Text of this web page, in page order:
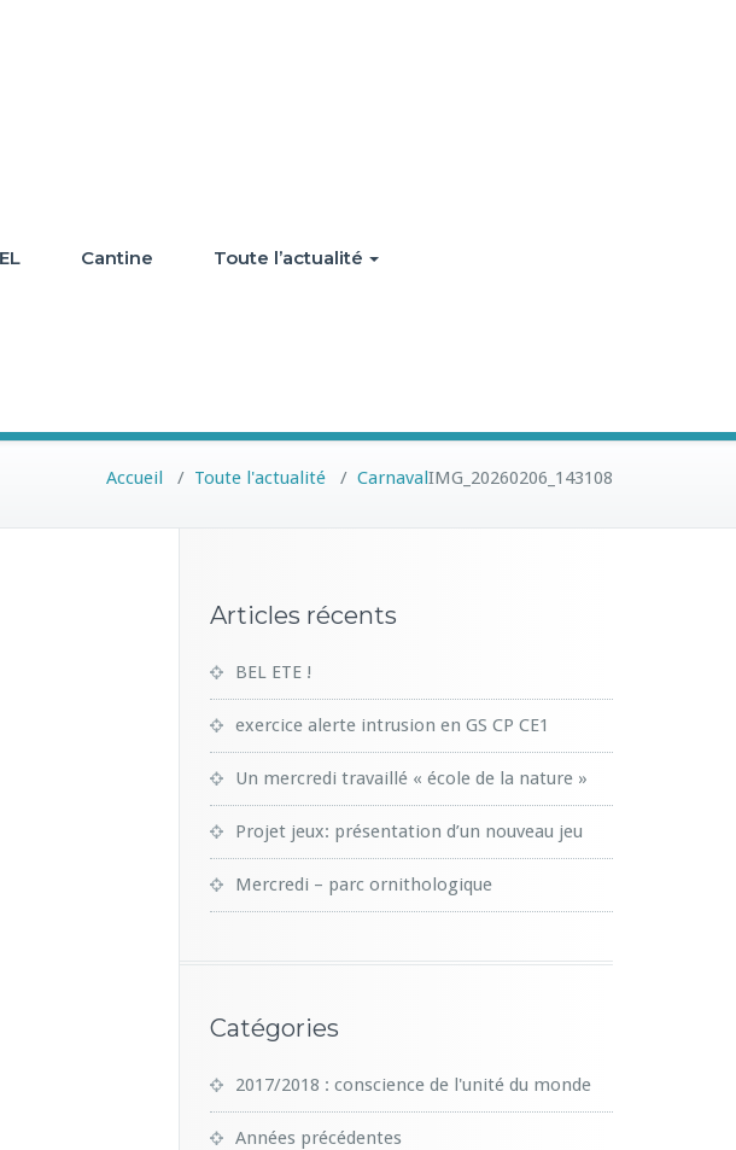
Cantine Toute l’actualité
Accueil / Toute l'actualité / CarnavalIMG_20260206_143108
Articles récents
BEL ETE !
exercice alerte intrusion en GS CP CE1
Un mercredi travaillé « école de la nature »
Projet jeux: présentation d’un nouveau jeu
Mercredi – parc ornithologique
Catégories
2017/2018 : conscience de l'unité du monde
Années précédentes